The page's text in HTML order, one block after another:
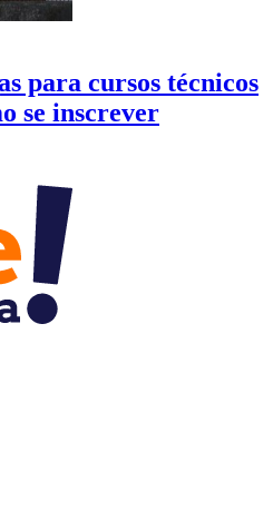
para cursos técnicos
se inscrever